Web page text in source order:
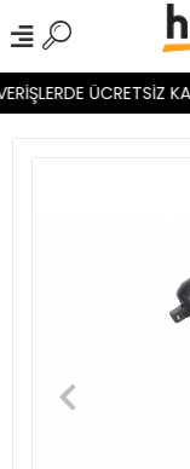
ÜCRETSİZ